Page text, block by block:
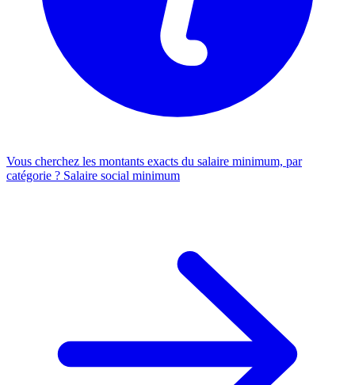
Vous cherchez les montants exacts du salaire minimum, par
catégorie ? Salaire social minimum